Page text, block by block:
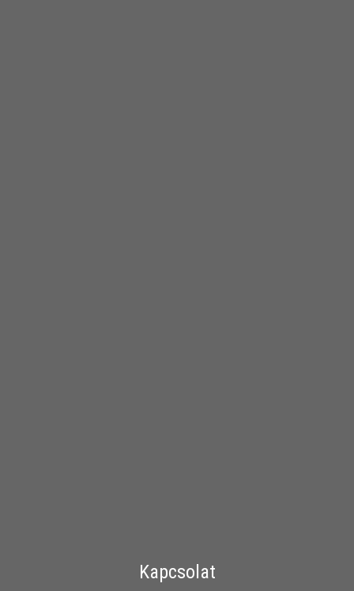
Kapcsolat